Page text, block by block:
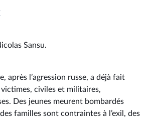
Sansu.
après l’agression russe, a déjà fait
civiles et militaires,
Des jeunes meurent bombardés
familles sont contraintes à l’exil, des